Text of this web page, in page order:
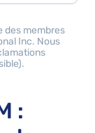
des membres
Inc. Nous
: